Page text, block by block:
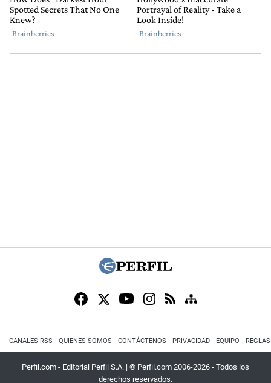
CANALES RSS QUIENES SOMOS CONTÁCTENOS PRIVACIDAD EQUIPO
Perfil.com - Editorial Perfil S.A. | © Perfil.com 2006-2026 - Todos los
derechos reservados.